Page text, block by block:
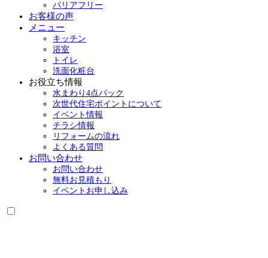
バリアフリー
お客様の声
メニュー
キッチン
浴室
トイレ
洗面化粧台
お役立ち情報
水まわり4点パック
次世代住宅ポイントについて
イベント情報
チラシ情報
リフォームの流れ
よくある質問
お問い合わせ
お問い合わせ
無料お見積もり
イベントお申し込み